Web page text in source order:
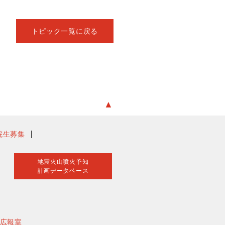
トピック一覧に戻る
▲
生募集
地震火山噴火予知
計画データベース
報室